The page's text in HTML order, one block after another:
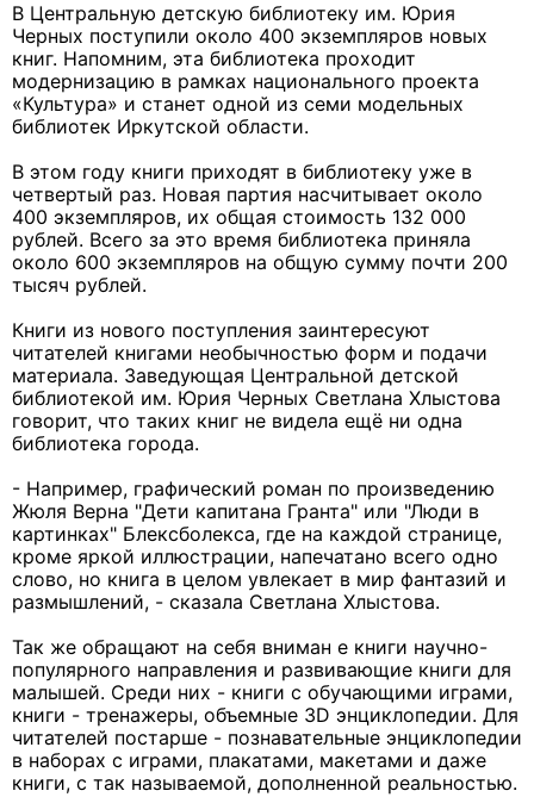
В Центральную детскую библиотеку им. Юрия
Черных поступили около 400 экземпляров новых
книг. Напомним, эта библиотека проходит
модернизацию в рамках национального проекта
«Культура» и станет одной из семи модельных
библиотек Иркутской области.
В этом году книги приходят в библиотеку уже в
четвертый раз. Новая партия насчитывает около
400 экземпляров, их общая стоимость 132 000
рублей. Всего за это время библиотека приняла
около 600 экземпляров на общую сумму почти 200
тысяч рублей.
Книги из нового поступления заинтересуют
читателей книгами необычностью форм и подачи
материала. Заведующая Центральной детской
библиотекой им. Юрия Черных Светлана Хлыстова
говорит, что таких книг не видела ещё ни одна
библиотека города.
- Например, графический роман по произведению
Жюля Верна "Дети капитана Гранта" или "Люди в
картинках" Блексболекса, где на каждой странице,
кроме яркой иллюстрации, напечатано всего одно
слово, но книга в целом увлекает в мир фантазий и
размышлений, - сказала Светлана Хлыстова.
Так же обращают на себя вниман е книги научно-
популярного направления и развивающие книги для
малышей. Среди них - книги с обучающими играми,
книги - тренажеры, объемные 3D энциклопедии. Для
читателей постарше - познавательные энциклопедии
в наборах с играми, плакатами, макетами и даже
книги, с так называемой, дополненной реальностью.